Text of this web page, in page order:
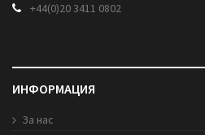
+44(0)20 3411 0802
ИНФОРМАЦИЯ
За нас